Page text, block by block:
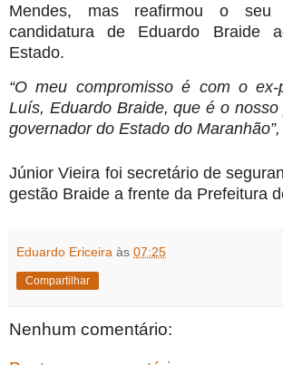
Mendes, mas reafirmou o
candidatura de Eduardo Braide
Estado.
“O meu compromisso é com o
Luís, Eduardo Braide, que é o
governador do Estado do
Júnior Vieira foi secretário de
gestão Braide a frente da Prefeitura
Eduardo Ericeira às 07:25
Compartilhar
Nenhum comentário: